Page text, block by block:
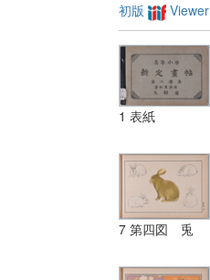
初版 Viewer
1 表紙
7 第四図 兎